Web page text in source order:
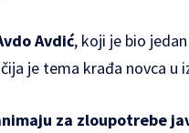
Avdić, koji je bio
je tema krađa novca u
za zloupotrebe